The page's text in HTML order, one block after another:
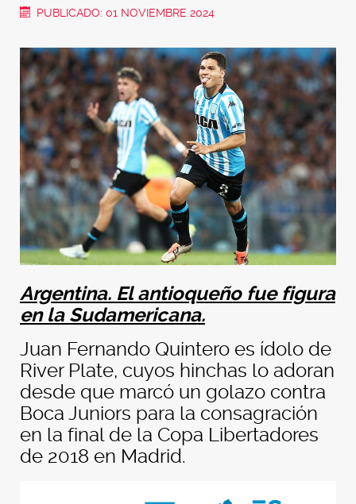
PUBLICADO: 01 NOVIEMBRE 2024
Argentina. El antioqueño fue figura
en la Sudamericana.
Juan Fernando Quintero es ídolo de
River Plate, cuyos hinchas lo adoran
desde que marcó un golazo contra
Boca Juniors para la consagración
en la final de la Copa Libertadores
de 2018 en Madrid.